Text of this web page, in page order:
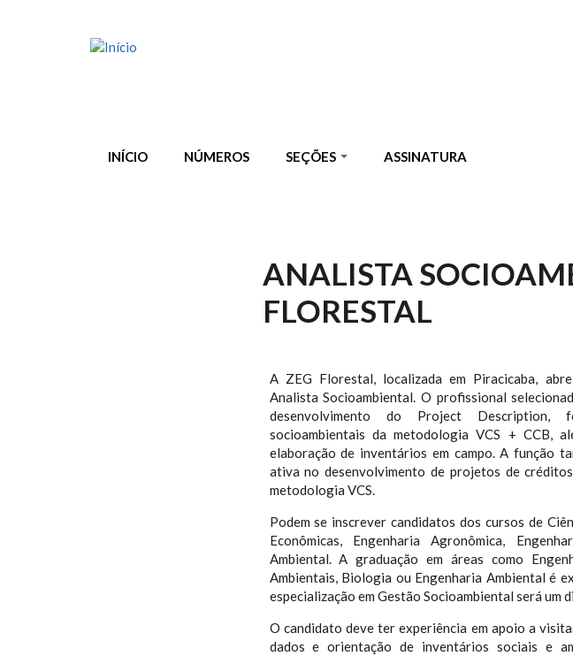
INÍCIO NÚMEROS SEÇÕES ASSINATURA
ANALISTA
FLORESTAL
A ZEG Florestal, localizada em Piracicaba,
Analista Socioambiental. O profissional
desenvolvimento do Project Description,
socioambientais da metodologia VCS + CCB,
elaboração de inventários em campo. A função
ativa no desenvolvimento de projetos de
metodologia VCS.
Podem se inscrever candidatos dos cursos de
Econômicas, Engenharia Agronômica,
Ambiental. A graduação em áreas como
Ambientais, Biologia ou Engenharia Ambiental é
especialização em Gestão Socioambiental será um
O candidato deve ter experiência em apoio a
dados e orientação de inventários sociais e